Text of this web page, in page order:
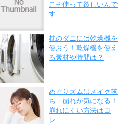
こそ使って欲しいんで
す！
枕のダニには乾燥機を
使おう！乾燥機を使え
る素材や時間は？
めぐりズムはメイク落
ち・崩れが気になる！
崩れにくい方法はコ
レ！